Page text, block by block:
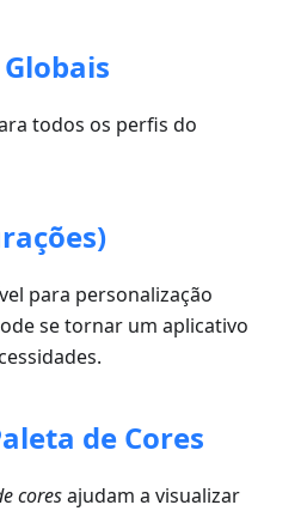
todos os perfis do
para personalização
se tornar um aplicativo
de Cores
coresajudam a visualizar